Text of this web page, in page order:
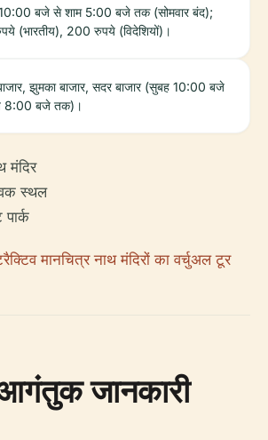
बजे से शाम 5:00 बजे तक (सोमवार बंद);
(भारतीय), 200 रुपये (विदेशियों)।
झुमका बाजार, सदर बाजार (सुबह 10:00 बजे
8:00 बजे तक)।
मानचित्र नाथ मंदिरों का वर्चुअल टूर
जानकारी